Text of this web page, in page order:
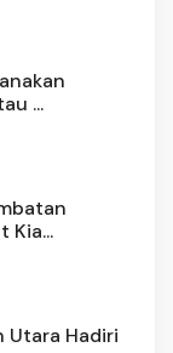
...
Kia...
Utara Hadiri